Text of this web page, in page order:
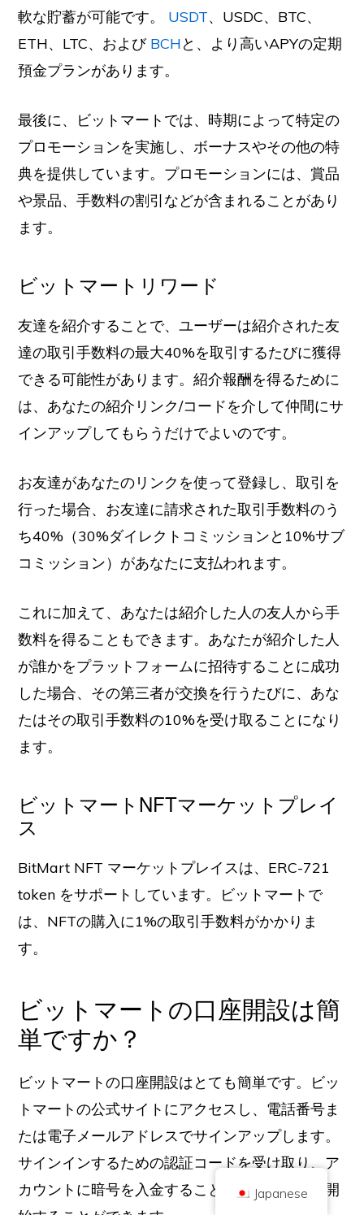
軟な貯蓄が可能です。 USDT、USDC、BTC、
ETH、LTC、および BCHと、より高いAPYの定期
預金プランがあります。
最後に、ビットマートでは、時期によって特定の
プロモーションを実施し、ボーナスやその他の特
典を提供しています。プロモーションには、賞品
や景品、手数料の割引などが含まれることがあり
ます。
ビットマートリワード
友達を紹介することで、ユーザーは紹介された友
達の取引手数料の最大40%を取引するたびに獲得
できる可能性があります。紹介報酬を得るために
は、あなたの紹介リンク/コードを介して仲間にサ
インアップしてもらうだけでよいのです。
お友達があなたのリンクを使って登録し、取引を
行った場合、お友達に請求された取引手数料のう
ち40%（30%ダイレクトコミッションと10%サブ
コミッション）があなたに支払われます。
これに加えて、あなたは紹介した人の友人から手
数料を得ることもできます。あなたが紹介した人
が誰かをプラットフォームに招待することに成功
した場合、その第三者が交換を行うたびに、あな
たはその取引手数料の10%を受け取ることになり
ます。
ビットマートNFTマーケットプレイ
ス
BitMart NFT マーケットプレイスは、ERC-721
token をサポートしています。ビットマートで
は、NFTの購入に1%の取引手数料がかかりま
す。
ビットマートの口座開設は簡
単ですか？
ビットマートの口座開設はとても簡単です。ビッ
トマートの公式サイトにアクセスし、電話番号ま
たは電子メールアドレスでサインアップします。
サインインするための認証コードを受け取り、ア
カウントに暗号を入金することですぐに取引を開
引
会社番号 10490224
住所2階 167-169 Great Portland Street, London, United Kingdom, W1W
コンテンツは情報提供を目的としたものであり、投資アドバイスではありま
の投資にはリスクが伴います。
度による保護や英国金融オンブズマンサービスの管轄範囲には含まれませ
ん。暗号通貨への投資にはリスクが伴い、暗号通貨は価値が上がることもあ
れば、一部または全部の価値を失うこともあります。暗号通貨の販売による
利益にはキャピタルゲイン税が適用される場合があります。
ホーム について プライバシーポリシー お問い合わせ
Japanese